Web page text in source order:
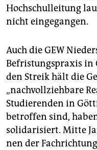
Hochschulleitung
nicht eingegangen.
Auch die GEW
Befristungspraxis in
den Streik hält die
„nachvollziehbare
Studierenden in
betroffen sind,
solidarisiert. Mitte
nen der